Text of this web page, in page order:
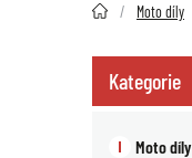
2HMOTO.cz Moto díly
Kategorie
Moto díly